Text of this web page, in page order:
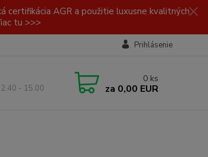
certifikácia AGR a použitie luxusne kvalitných
tu >>>
Prihlásenie
- 15.00
0 ks
za 0,00 EUR